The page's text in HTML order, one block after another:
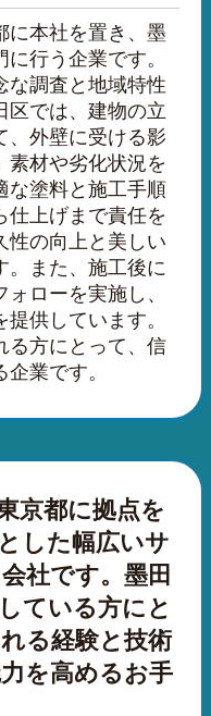
に本社を置き、墨
行う企業です。
な調査と地域特性
区では、建物の立
、外壁に受ける影
素材や劣化状況を
な塗料と施工手順
仕上げまで責任を
性の向上と美しい
。また、施工後に
ローを実施し、
供しています。
る方にとって、信
業です。
京都に拠点を
した幅広いサ
社です。墨田
ている方にと
る経験と技術
を高めるお手